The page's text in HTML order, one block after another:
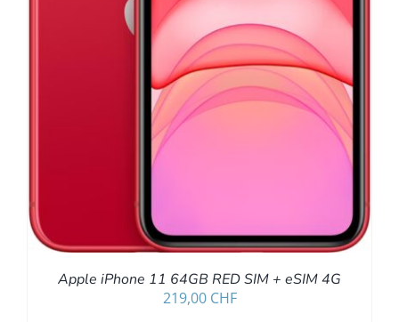
Apple iPhone 11 64GB RED SIM + eSIM 4G
219,00 CHF